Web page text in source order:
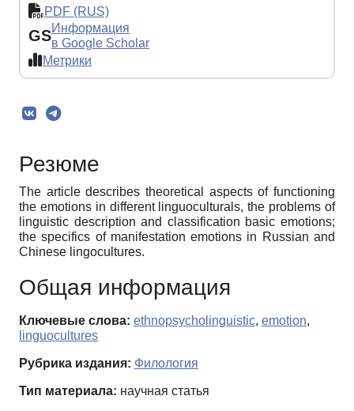
PDF (RUS)
GSИнформация
в Google Scholar
Метрики
Резюме
The article describes theoretical aspects of functioning
the emotions in different linguoculturals, the problems of
linguistic description and classification basic emotions;
the specifics of manifestation emotions in Russian and
Chinese lingocultures.
Общая информация
Ключевые слова: еthnopsycholinguistic, emotion,
linguocultures
Рубрика издания: Филология
Тип материала: научная статья